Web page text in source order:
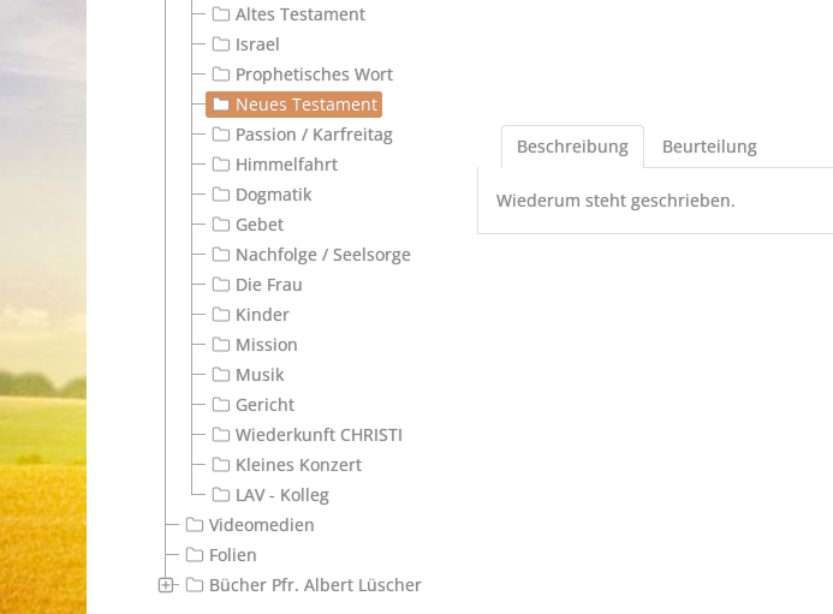
Altes Testament
Israel
Prophetisches Wort
Neues Testament
Passion / Karfreitag
Himmelfahrt
Dogmatik
Gebet
Nachfolge / Seelsorge
Die Frau
Kinder
Mission
Musik
Gericht
Wiederkunft CHRISTI
Kleines Konzert
LAV - Kolleg
Videomedien
Folien
Bücher Pfr. Albert Lüscher
Beschreibung Beurteilung
Wiederum steht geschrieben.